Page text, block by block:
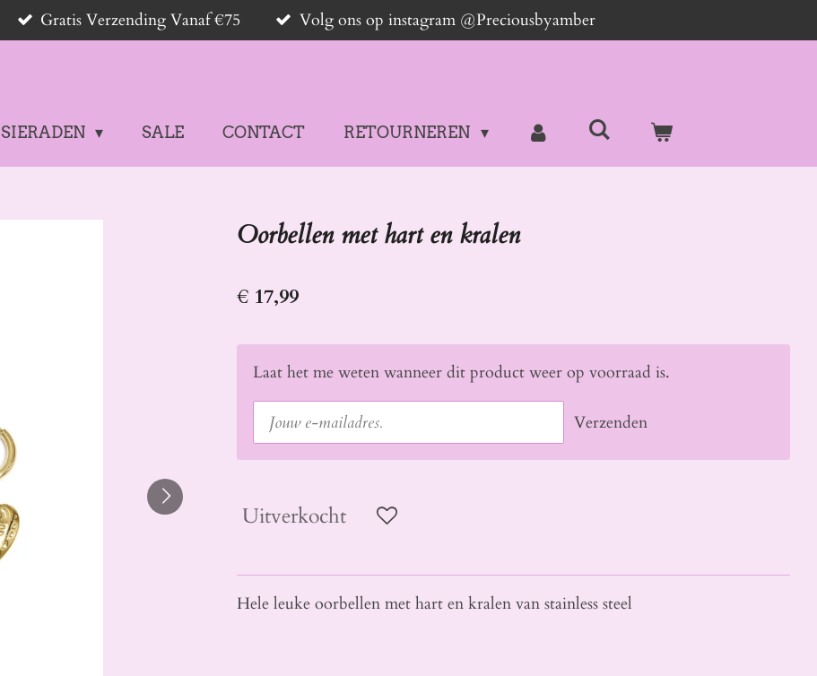
Gratis Verzending Vanaf €75 Volg ons op instagram @Preciousbyamber
SIERADEN SALE CONTACT RETOURNEREN
Oorbellen met hart en kralen
€ 17,99
Laat het me weten wanneer dit product weer op voorraad is.
Verzenden
Uitverkocht
Hele leuke oorbellen met hart en kralen van stainless steel